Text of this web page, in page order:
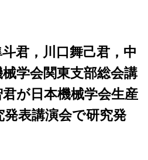
君，川口舞己君，中
学会関東支部総会講
が日本機械学会生産
表講演会で研究発